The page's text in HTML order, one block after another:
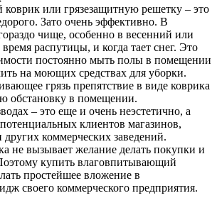
или грязезащитную решетку – это
Зато очень эффективно. В
чище, особенно в весенний или
распутицы, и когда тает снег. Это
постоянно мыть полы в помещении
на моющих средствах для уборки.
грязь препятствие в виде коврика
обстановку в помещении.
– это еще и очень неэстетично, а
клиентов магазинов,
коммерческих заведений.
не вызывает желание делать покупки и
купить влаговпитывающий
простейшее вложение в
своего коммерческого предприятия.